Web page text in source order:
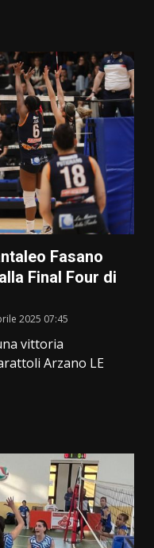
Fasano
Final Four di
2025 07:45
vittoria
Arzano LE